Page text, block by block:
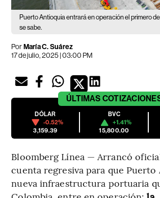
Puerto Antioquia entrará en operación el primero
se sabe.
PorMaría C. Suárez
17 de julio, 2025 | 03:00 PM
ÚLTIMAS
DÓLAR
-0.52%
3,159.39
BVC
+1.41%
15,800.00
Bloomberg Línea — Arrancó
cuenta regresiva para que Puerto
nueva infraestructura portuaria